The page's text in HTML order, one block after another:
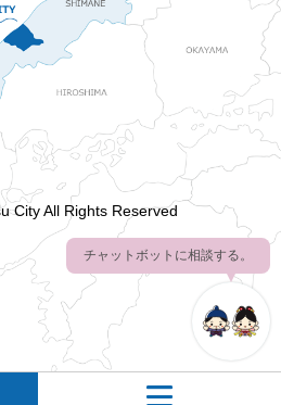
City All Rights Reserved
チャットボットに相談する。